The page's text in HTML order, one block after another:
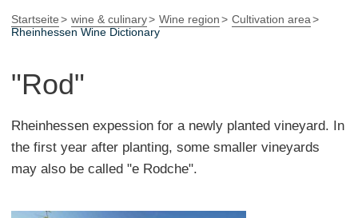
Startseite wine & culinary Wine region
Cultivation area
Rheinhessen Wine Dictionary
"Rod"
Rheinhessen expession for a newly planted vineyard. In
the first year after planting, some smaller vineyards
may also be called "e Rodche".